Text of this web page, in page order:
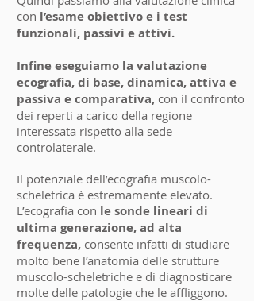
con l’esame obiettivo e i test
funzionali, passivi e attivi.
Infine eseguiamo la valutazione
ecografia, di base, dinamica, attiva e
passiva e comparativa, con il confronto
dei reperti a carico della regione
interessata rispetto alla sede
controlaterale.
Il potenziale dell’ecografia muscolo-
scheletrica è estremamente elevato.
L’ecografia con le sonde lineari di
ultima generazione, ad alta
frequenza, consente infatti di studiare
molto bene l’anatomia delle strutture
muscolo-scheletriche e di diagnosticare
molte delle patologie che le affliggono.